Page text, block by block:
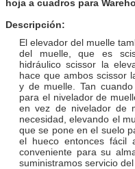
hoja a cuadros para
Descripción:
El elevador del muelle
del muelle, que es
hidráulico scissor la
hace que ambos scissor
y de muelle. Tan
para el nivelador de
en vez de nivelador de
necesidad, elevando el
que se pone en el suelo
el hueco entonces fácil
conveniente para su
suministramos servicio